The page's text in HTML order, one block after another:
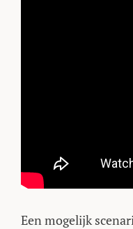
Een mogelijk